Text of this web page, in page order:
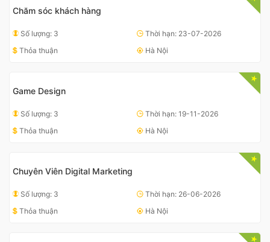
Chăm sóc khách hàng
Số lượng: 3
Thời hạn: 23-07-2026
Thỏa thuận
Hà Nội
Game Design
Số lượng: 3
Thời hạn: 19-11-2026
Thỏa thuận
Hà Nội
Chuyên Viên Digital Marketing
Số lượng: 3
Thời hạn: 26-06-2026
Thỏa thuận
Hà Nội